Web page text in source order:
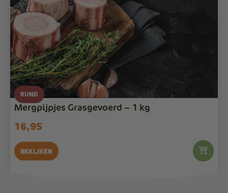
RUND
Mergpijpjes Grasgevoerd – 1 kg
16,95
Bekijken